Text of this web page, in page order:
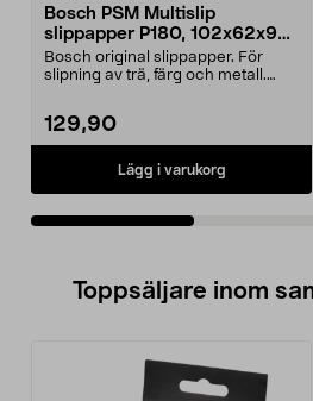
Bosch PSM Multislip
slippapper P180, 102x62x93
mm, 10-pack
Bosch original slippapper. För
slipning av trä, färg och metall.
129,90
Lägg i varukorg
Toppsäljare inom